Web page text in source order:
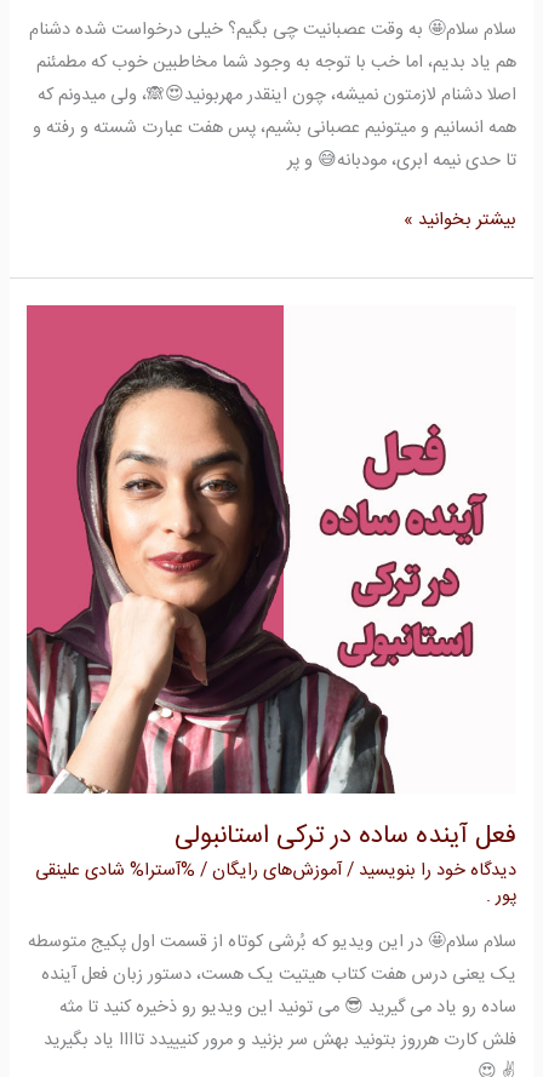
سلام سلام🤩 به وقت عصبانیت چی بگیم؟ خیلی درخواست شده دشنام
هم یاد بدیم، اما خب با توجه به وجود شما مخاطبین خوب که مطمئنم
اصلا دشنام لازمتون نمیشه، چون اینقدر مهربونید😍🙈، ولی میدونم که
همه انسانیم و میتونیم عصبانی بشیم، پس هفت عبارت شسته و رفته و
تا حدی نیمه ابری، مودبانه😅 و پر
بیشتر بخوانید »
فعل آینده ساده در ترکی استانبولی
دیدگاه‌ خود را بنویسید /آموزش‌های رایگان/ %آسترا% شادی علینقی
پور .
سلام سلام🤩 در این ویدیو که بُرشی کوتاه از قسمت اول پکیج متوسطه
یک یعنی درس هفت کتاب هیتیت یک هست، دستور زبان فعل آینده
ساده رو یاد می گیرید 😎 می تونید این ویدیو رو ذخیره کنید تا مثه
فلش کارت هرروز بتونید بهش سر بزنید و مرور کنیییدد تاااا یاد بگیرید